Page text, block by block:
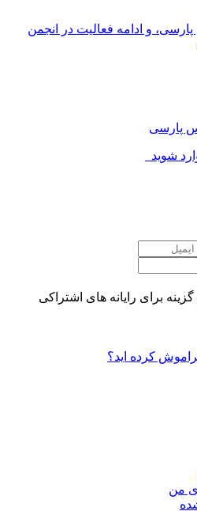
و ادامه فعالیت در انجمن
شوید
گزینه برای رایانه های اشتراکی
کرده اید؟
من